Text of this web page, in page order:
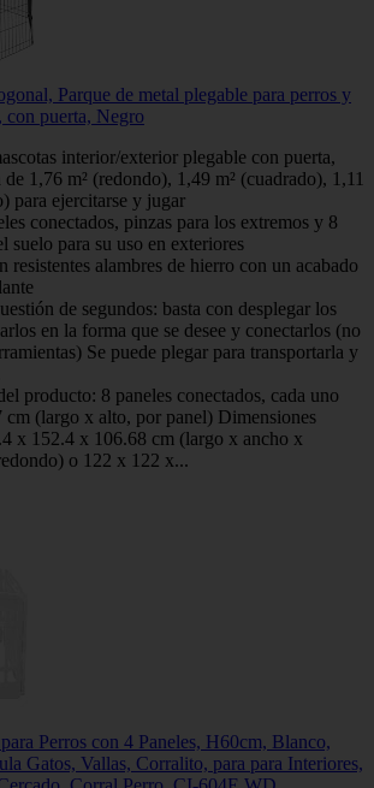
Parque de metal plegable para perros y
con puerta, Negro
interior/exterior plegable con puerta,
de 1,76 m² (redondo), 1,49 m² (cuadrado), 1,11
para ejercitarse y jugar
conectados, pinzas para los extremos y 8
suelo para su uso en exteriores
resistentes alambres de hierro con un acabado
de segundos: basta con desplegar los
en la forma que se desee y conectarlos (no
Se puede plegar para transportarla y
producto: 8 paneles conectados, cada uno
cm (largo x alto, por panel) Dimensiones
x 152.4 x 106.68 cm (largo x ancho x
o 122 x 122 x...
Perros con 4 Paneles, H60cm, Blanco,
Gatos, Vallas, Corralito, para para Interiores,